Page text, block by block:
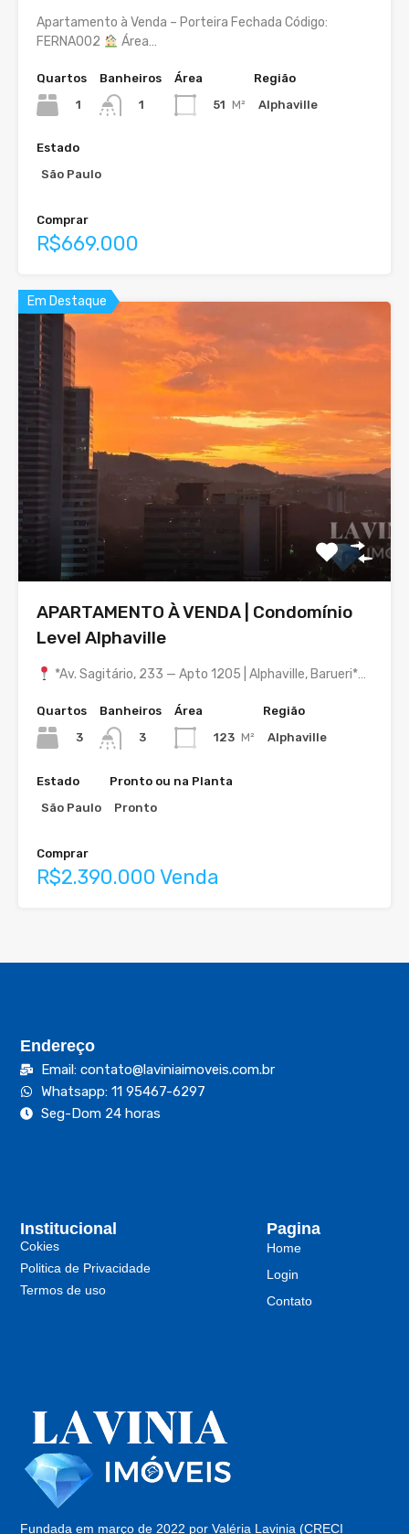
Apartamento à Venda – Porteira Fechada Código:
FERNA002
Área…
Quartos
1
Banheiros
1
Área
51 M²
Região
Alphaville
Estado
São Paulo
Comprar
R$669.000
Em Destaque
APARTAMENTO À VENDA | Condomínio
Level Alphaville
*Av. Sagitário, 233 — Apto 1205 | Alphaville, Barueri*…
Quartos
3
Banheiros
3
Área
123 M²
Região
Alphaville
Estado
São Paulo
Pronto ou na Planta
Pronto
Comprar
R$2.390.000 Venda
Fundada em março de 2022 por Valéria Lavinia (CRECI
Pagina
Home
Login
Contato
Institucional
Cokies
Politica de Privacidade
Termos de uso
Endereço
Email: contato@laviniaimoveis.com.br
Whatsapp: 11 95467-6297
Seg-Dom 24 horas